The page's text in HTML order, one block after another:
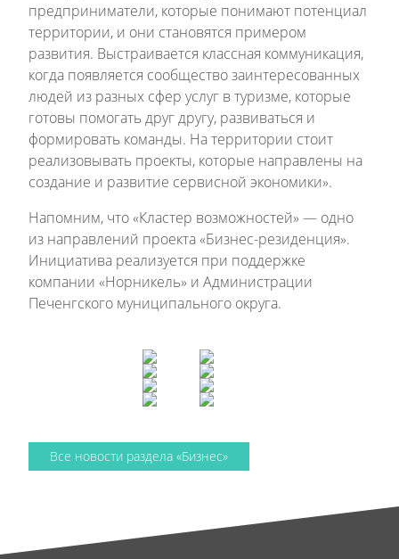
предприниматели, которые понимают потенциал
территории, и они становятся примером
развития. Выстраивается классная коммуникация,
когда появляется сообщество заинтересованных
людей из разных сфер услуг в туризме, которые
готовы помогать друг другу, развиваться и
формировать команды. На территории стоит
реализовывать проекты, которые направлены на
создание и развитие сервисной экономики».
Напомним, что «Кластер возможностей» — одно
из направлений проекта «Бизнес-резиденция».
Инициатива реализуется при поддержке
компании «Норникель» и Администрации
Печенгского муниципального округа.
Все новости раздела «Бизнес»